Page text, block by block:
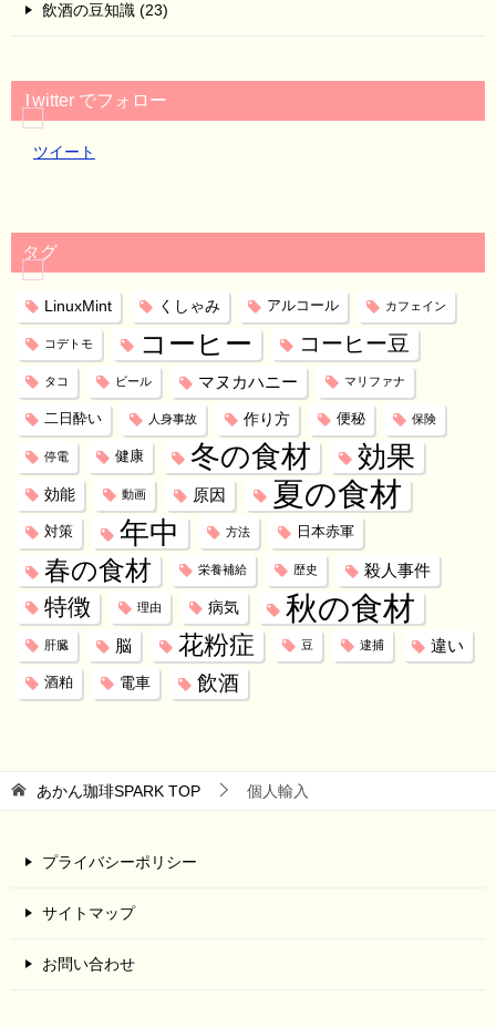
飲酒の豆知識 (23)
Twitter でフォロー
ツイート
タグ
LinuxMint くしゃみ アルコール カフェイン
コデトモ コーヒー コーヒー豆
タコ ビール マヌカハニー マリファナ
二日酔い 人身事故 作り方 便秘 保険
停電 健康 冬の食材 効果
効能 動画 原因 夏の食材
対策 年中 方法 日本赤軍
春の食材 栄養補給 歴史 殺人事件
特徴 理由 病気 秋の食材
肝臓 脳 花粉症 豆 逮捕 違い
酒粕 電車 飲酒
あかん珈琲SPARK TOP 個人輸入
プライバシーポリシー
サイトマップ
お問い合わせ